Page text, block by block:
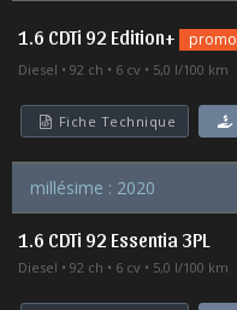
1.6 CDTi 92 Edition+ promo
Diesel 92 ch 6 cv 5,0 l/100 km
Fiche Technique
millésime : 2020
1.6 CDTi 92 Essentia 3PL
Diesel 92 ch 6 cv 5,0 l/100 km